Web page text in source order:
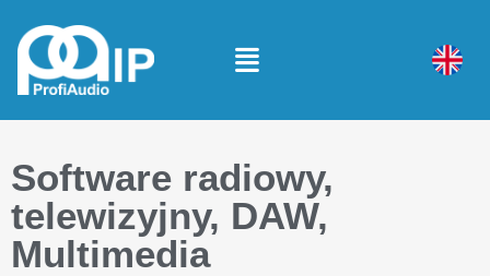
Software radiowy,
telewizyjny, DAW,
Multimedia